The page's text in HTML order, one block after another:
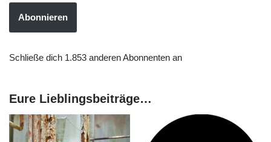
Abonnieren
Schließe dich 1.853 anderen Abonnenten an
Eure Lieblingsbeiträge…